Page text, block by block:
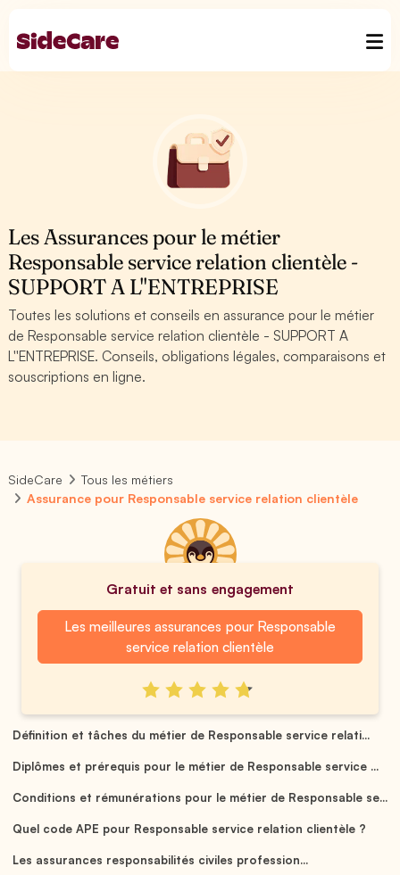
Les Assurances pour le métier
Responsable service relation clientèle -
SUPPORT A L''ENTREPRISE
Toutes les solutions et conseils en assurance pour le métier
de Responsable service relation clientèle - SUPPORT A
L''ENTREPRISE. Conseils, obligations légales, comparaisons et
souscriptions en ligne.
SideCare
Tous les métiers
Assurance pour Responsable service relation clientèle
Gratuit et sans engagement
Les meilleures assurances pour Responsable
service relation clientèle
Définition et tâches du métier de Responsable service relati...
Diplômes et prérequis pour le métier de Responsable service ...
Conditions et rémunérations pour le métier de Responsable se...
Quel code APE pour Responsable service relation clientèle ?
Les assurances responsabilités civiles profession...